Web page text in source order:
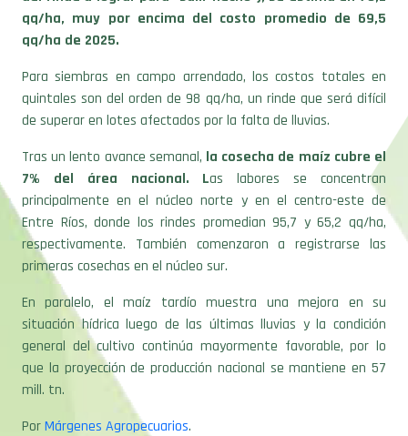
qq/ha de 2025.
Para siembras en campo arrendado, los costos totales en
quintales son del orden de 98 qq/ha, un rinde que será difícil
de superar en lotes afectados por la falta de lluvias.
Tras un lento avance semanal, la cosecha de maíz cubre el
7% del área nacional. Las labores se concentran
principalmente en el núcleo norte y en el centro-este de
Entre Ríos, donde los rindes promedian 95,7 y 65,2 qq/ha,
respectivamente. También comenzaron a registrarse las
primeras cosechas en el núcleo sur.
En paralelo, el maíz tardío muestra una mejora en su
situación hídrica luego de las últimas lluvias y la condición
general del cultivo continúa mayormente favorable, por lo
que la proyección de producción nacional se mantiene en 57
mill. tn.
Por Márgenes Agropecuarios